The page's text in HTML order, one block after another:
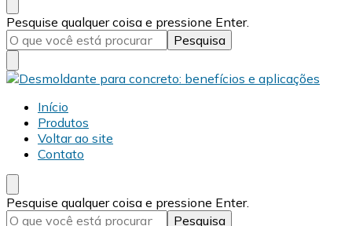
Desmold
Blog Desmold
Procurando
algo?
Pesquise qualquer coisa e pressione Enter.
Desmold
Blog Desmold
Início
Produtos
Voltar ao site
Contato
Procurando
algo?
Pesquise qualquer coisa e pressione Enter.